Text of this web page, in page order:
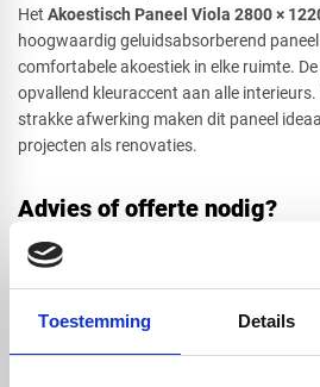
Toestemming Details
Het Akoestisch Paneel Viola 2800 ×
hoogwaardig geluidsabsorberend
comfortabele akoestiek in elke ruimte.
opvallend kleuraccent aan alle
strakke afwerking maken dit paneel
projecten als renovaties.
Advies of offerte nodig?
Wilt u dit paneel toepassen in uw
kleuren of afmetingen? Neem contact
advies of vraag direct een vrijblijvende